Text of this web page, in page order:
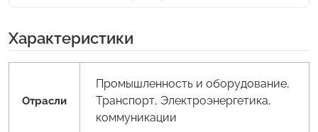
Характеристики
Отрасли
Промышленность и оборудование,
Транспорт, Электроэнергетика,
коммуникации